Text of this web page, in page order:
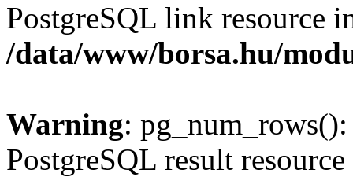
PostgreSQL link resource
/data/www/borsa.hu/
Warning:
PostgreSQL result